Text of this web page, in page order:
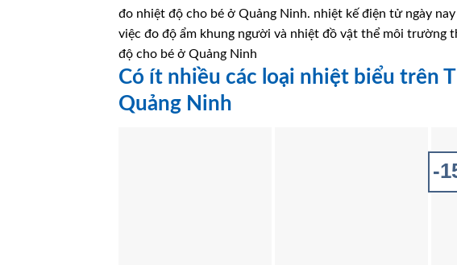
đo nhiệt độ cho bé ở Quảng Ninh. nhiệt kế điện tử ngày
việc đo độ ẩm khung người và nhiệt đồ vật thể môi trường
độ cho bé ở Quảng Ninh
Có ít nhiều các loại nhiệt biểu trên
Quảng Ninh
-